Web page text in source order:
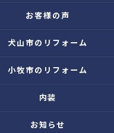
お客様の声
犬山市のリフォーム
小牧市のリフォーム
内装
お知らせ